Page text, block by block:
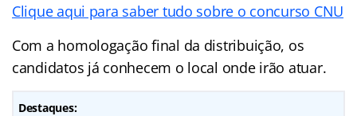
Clique aqui para saber tudo sobre o concurso CNU
Com a homologação final da distribuição, os
candidatos já conhecem o local onde irão atuar.
Destaques: